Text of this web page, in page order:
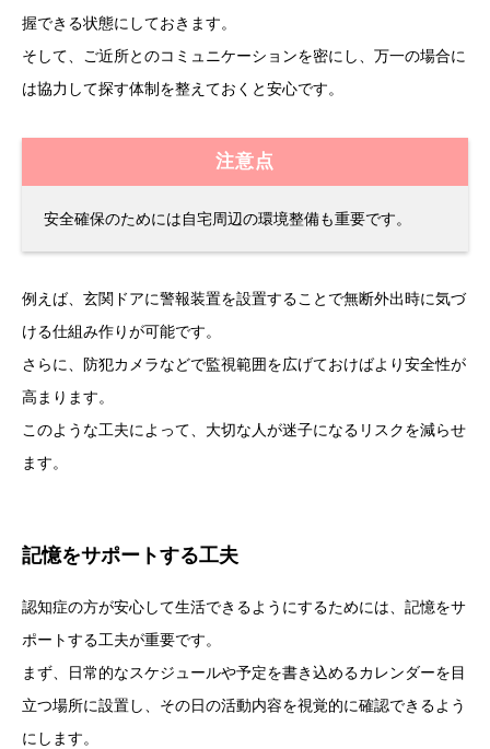
握できる状態にしておきます。
そして、ご近所とのコミュニケーションを密にし、万一の場合に
は協力して探す体制を整えておくと安心です。
注意点
安全確保のためには自宅周辺の環境整備も重要です。
例えば、玄関ドアに警報装置を設置することで無断外出時に気づ
ける仕組み作りが可能です。
さらに、防犯カメラなどで監視範囲を広げておけばより安全性が
高まります。
このような工夫によって、大切な人が迷子になるリスクを減らせ
ます。
記憶をサポートする工夫
認知症の方が安心して生活できるようにするためには、記憶をサ
ポートする工夫が重要です。
まず、日常的なスケジュールや予定を書き込めるカレンダーを目
立つ場所に設置し、その日の活動内容を視覚的に確認できるよう
にします。